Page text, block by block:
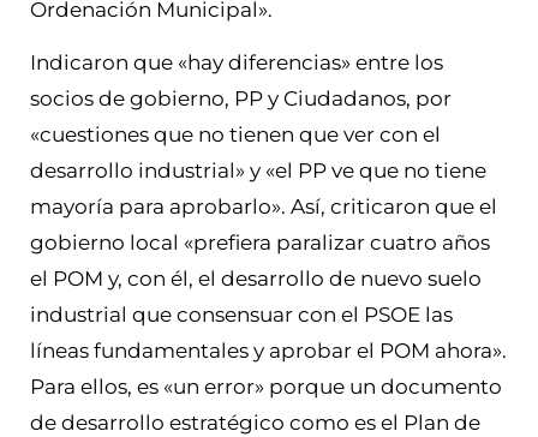
Ordenación Municipal».
Indicaron que «hay diferencias» entre los
socios de gobierno, PP y Ciudadanos, por
«cuestiones que no tienen que ver con el
desarrollo industrial» y «el PP ve que no tiene
mayoría para aprobarlo». Así, criticaron que el
gobierno local «prefiera paralizar cuatro años
el POM y, con él, el desarrollo de nuevo suelo
industrial que consensuar con el PSOE las
líneas fundamentales y aprobar el POM ahora».
Para ellos, es «un error» porque un documento
de desarrollo estratégico como es el Plan de